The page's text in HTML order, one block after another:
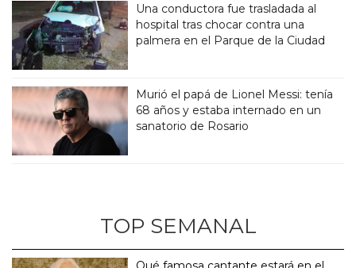
Una conductora fue trasladada al
hospital tras chocar contra una
palmera en el Parque de la Ciudad
Murió el papá de Lionel Messi: tenía
68 años y estaba internado en un
sanatorio de Rosario
TOP SEMANAL